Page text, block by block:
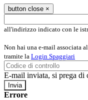
button close ×
all'indirizzo indicato con le
Non hai una e-mail associata
tramite la Login Spaggiari
E-mail inviata, si prega di
Errore